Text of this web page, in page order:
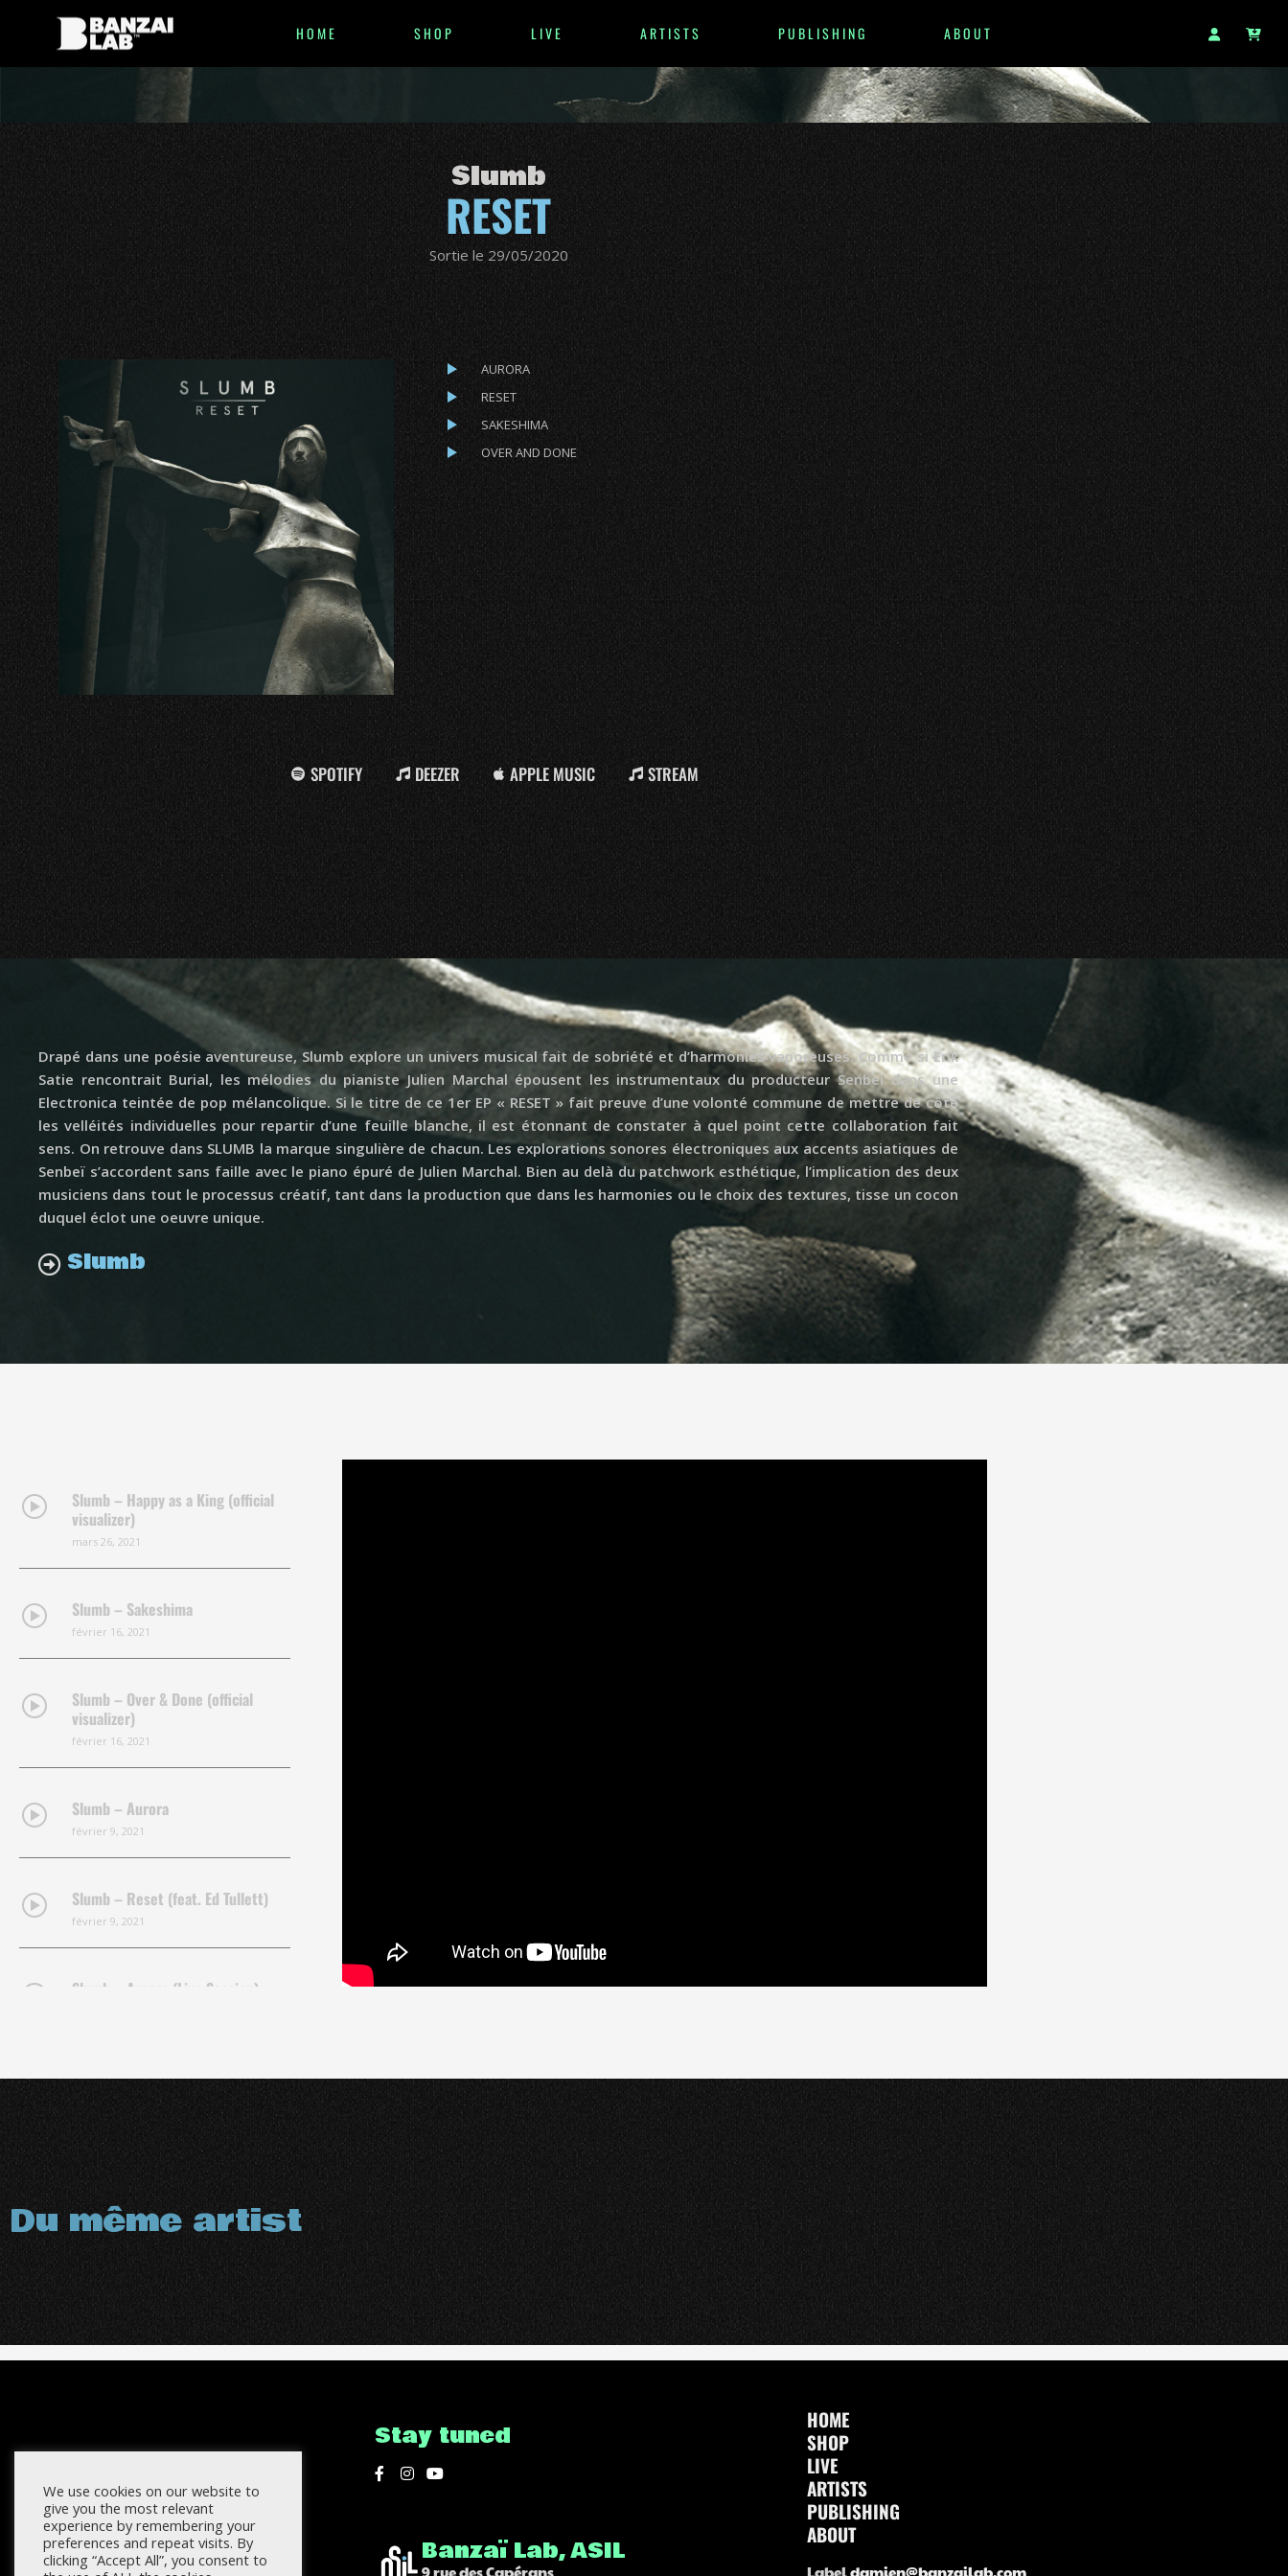
HOME SHOP LIVE ARTISTS PUBLISHING ABOUT
Slumb
RESET
Sortie le 29/05/2020
AURORA
RESET
SAKESHIMA
OVER AND DONE
SPOTIFY DEEZER APPLE MUSIC STREAM
Drapé dans une poésie aventureuse, Slumb explore un univers musical fait de sobriété et d’harmonies vaporeuses. Comme si Erik
Satie rencontrait Burial, les mélodies du pianiste Julien Marchal épousent les instrumentaux du producteur Senbeï dans une
Electronica teintée de pop mélancolique. Si le titre de ce 1er EP « RESET » fait preuve d’une volonté commune de mettre de côté
les velléités individuelles pour repartir d’une feuille blanche, il est étonnant de constater à quel point cette collaboration fait
sens. On retrouve dans SLUMB la marque singulière de chacun. Les explorations sonores électroniques aux accents asiatiques de
Senbeï s’accordent sans faille avec le piano épuré de Julien Marchal. Bien au delà du patchwork esthétique, l’implication des deux
musiciens dans tout le processus créatif, tant dans la production que dans les harmonies ou le choix des textures, tisse un cocon
duquel éclot une oeuvre unique.
Slumb
Slumb – Happy as a King (official
visualizer)
mars 26, 2021
Slumb – Sakeshima
février 16, 2021
Slumb – Over & Done (official
visualizer)
février 16, 2021
Slumb – Aurora
février 9, 2021
Slumb – Reset (feat. Ed Tullett)
février 9, 2021
Slumb – Aurora (Live Session)
Du même artist
Stay tuned
Banzaï Lab, ASIL
9 rue des Capérans
HOME
SHOP
LIVE
ARTISTS
PUBLISHING
ABOUT
Labeldamien@banzailab.com
We use cookies on our website to
give you the most relevant
experience by remembering your
preferences and repeat visits. By
clicking “Accept All”, you consent to